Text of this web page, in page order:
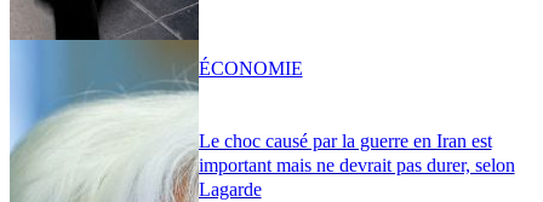
Le choc causé par la guerre en Iran est
important mais ne devrait pas durer, selon
Lagarde
ÉCONOMIE